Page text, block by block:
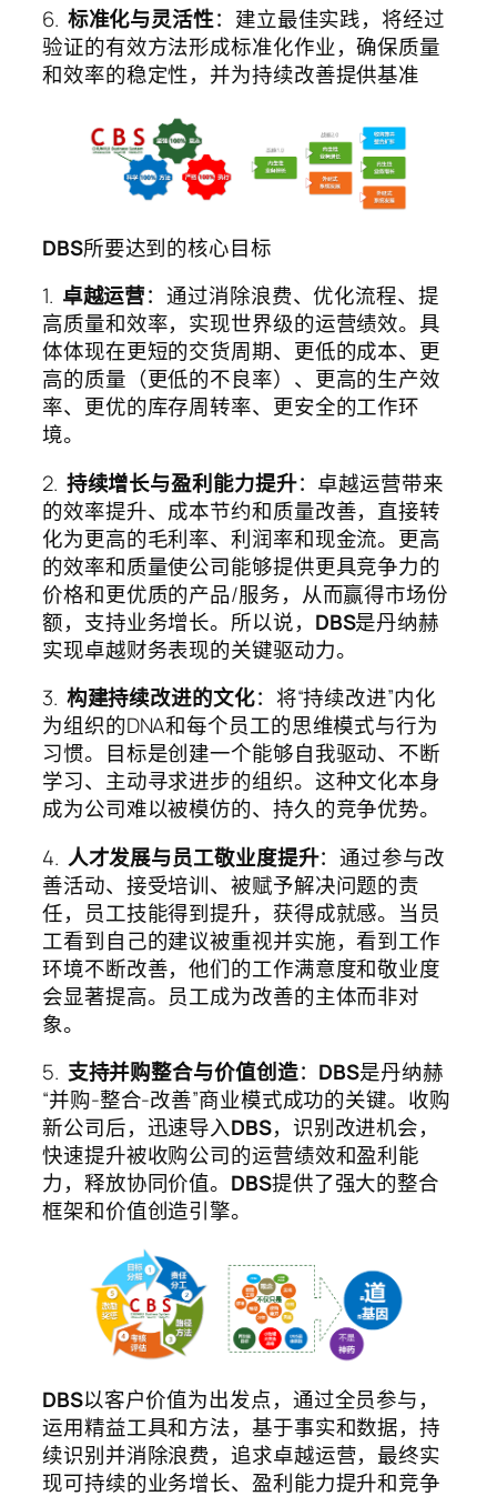
6. 标准化与灵活性：建立最佳实践，将经过
验证的有效方法形成标准化作业，确保质量
和效率的稳定性，并为持续改善提供基准
DBS所要达到的核心目标
1. 卓越运营：通过消除浪费、优化流程、提
高质量和效率，实现世界级的运营绩效。具
体体现在更短的交货周期、更低的成本、更
高的质量（更低的不良率）、更高的生产效
率、更优的库存周转率、更安全的工作环
境。
2. 持续增长与盈利能力提升：卓越运营带来
的效率提升、成本节约和质量改善，直接转
化为更高的毛利率、利润率和现金流。更高
的效率和质量使公司能够提供更具竞争力的
价格和更优质的产品/服务，从而赢得市场份
额，支持业务增长。所以说， DBS是丹纳赫
实现卓越财务表现的关键驱动力。
3. 构建持续改进的文化：将“持续改进”内化
为组织的DNA和每个员工的思维模式与行为
习惯。目标是创建一个能够自我驱动、不断
学习、主动寻求进步的组织。这种文化本身
成为公司难以被模仿的、持久的竞争优势。
4. 人才发展与员工敬业度提升：通过参与改
善活动、接受培训、被赋予解决问题的责
任，员工技能得到提升，获得成就感。当员
工看到自己的建议被重视并实施，看到工作
环境不断改善，他们的工作满意度和敬业度
会显著提高。员工成为改善的主体而非对
象。
5. 支持并购整合与价值创造： DBS是丹纳赫
“并购-整合-改善”商业模式成功的关键。收购
新公司后，迅速导入DBS，识别改进机会，
快速提升被收购公司的运营绩效和盈利能
力，释放协同价值。 DBS提供了强大的整合
框架和价值创造引擎。
DBS以客户价值为出发点，通过全员参与，
运用精益工具和方法，基于事实和数据，持
续识别并消除浪费，追求卓越运营，最终实
现可持续的业务增长、盈利能力提升和竞争